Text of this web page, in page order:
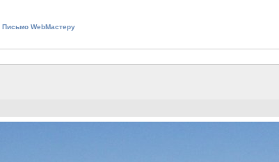
Письмо WebМастеру